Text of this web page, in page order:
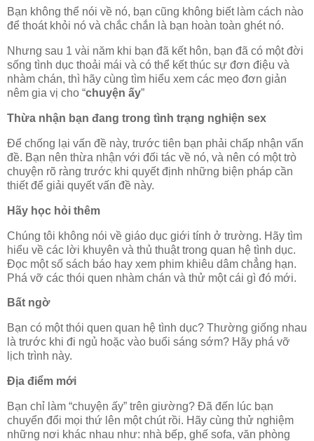
Bạn không thể nói về nó, bạn cũng không biết làm cách nào
để thoát khỏi nó và chắc chắn là bạn hoàn toàn ghét nó.
Nhưng sau 1 vài năm khi bạn đã kết hôn, bạn đã có một đời
sống tình dục thoải mái và có thể kết thúc sự đơn điệu và
nhàm chán, thì hãy cùng tìm hiểu xem các mẹo đơn giản
nêm gia vị cho “chuyện ấy”
Thừa nhận bạn đang trong tình trạng nghiện sex
Để chống lại vấn đề này, trước tiên bạn phải chấp nhận vấn
đề. Bạn nên thừa nhận với đối tác về nó, và nên có một trò
chuyện rõ ràng trước khi quyết định những biện pháp cần
thiết để giải quyết vấn đề này.
Hãy học hỏi thêm
Chúng tôi không nói về giáo dục giới tính ở trường. Hãy tìm
hiểu về các lời khuyên và thủ thuật trong quan hệ tình dục.
Đọc một số sách báo hay xem phim khiêu dâm chẳng hạn.
Phá vỡ các thói quen nhàm chán và thử một cái gì đó mới.
Bất ngờ
Bạn có một thói quen quan hệ tình dục? Thường giống nhau
là trước khi đi ngủ hoặc vào buổi sáng sớm? Hãy phá vỡ
lịch trình này.
Địa điểm mới
Bạn chỉ làm “chuyện ấy” trên giường? Đã đến lúc bạn
chuyển đổi mọi thứ lên một chút rồi. Hãy cùng thử nghiệm
những nơi khác nhau như: nhà bếp, ghế sofa, văn phòng